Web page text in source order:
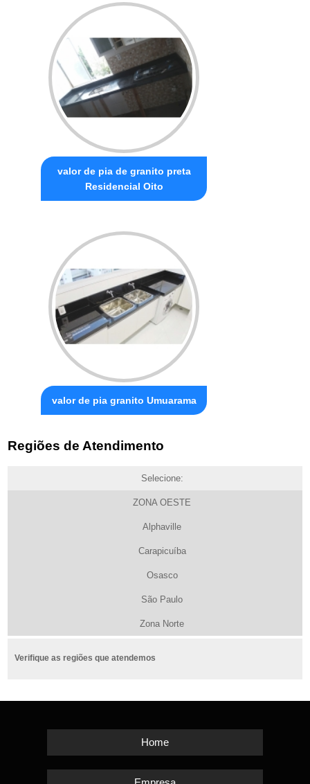
valor de pia de granito preta
Residencial Oito
valor de pia granito Umuarama
Regiões de Atendimento
Selecione:
ZONA OESTE
Alphaville
Carapicuíba
Osasco
São Paulo
Zona Norte
Verifique as regiões que atendemos
Home